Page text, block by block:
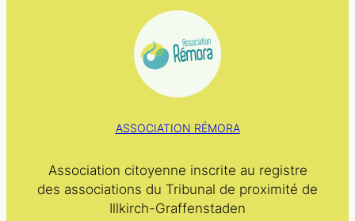
ASSOCIATION RÉMORA
Association citoyenne inscrite au registre
des associations du Tribunal de proximité de
Illkirch-Graffenstaden